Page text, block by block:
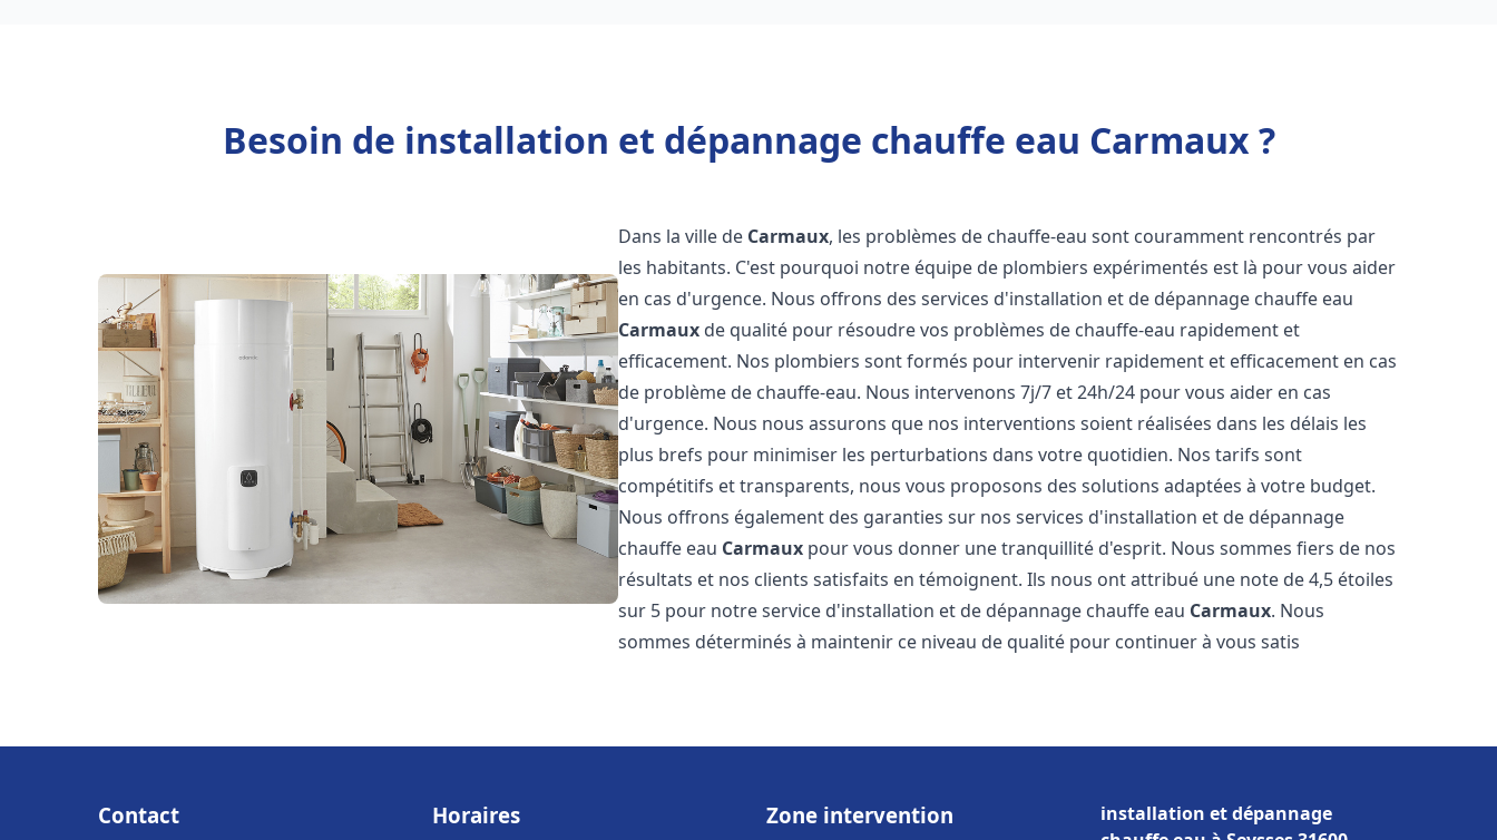
Besoin de installation et dépannage chauffe eau Carmaux ?
Dans la ville de Carmaux, les problèmes de chauffe-eau sont couramment rencontrés par
les habitants. C'est pourquoi notre équipe de plombiers expérimentés est là pour vous aider
en cas d'urgence. Nous offrons des services d'installation et de dépannage chauffe eau
Carmaux de qualité pour résoudre vos problèmes de chauffe-eau rapidement et
efficacement. Nos plombiers sont formés pour intervenir rapidement et efficacement en cas
de problème de chauffe-eau. Nous intervenons 7j/7 et 24h/24 pour vous aider en cas
d'urgence. Nous nous assurons que nos interventions soient réalisées dans les délais les
plus brefs pour minimiser les perturbations dans votre quotidien. Nos tarifs sont
compétitifs et transparents, nous vous proposons des solutions adaptées à votre budget.
Nous offrons également des garanties sur nos services d'installation et de dépannage
chauffe eau Carmaux pour vous donner une tranquillité d'esprit. Nous sommes fiers de nos
résultats et nos clients satisfaits en témoignent. Ils nous ont attribué une note de 4,5 étoiles
sur 5 pour notre service d'installation et de dépannage chauffe eau Carmaux. Nous
sommes déterminés à maintenir ce niveau de qualité pour continuer à vous satis
Contact Horaires Zone intervention
installation et dépannage